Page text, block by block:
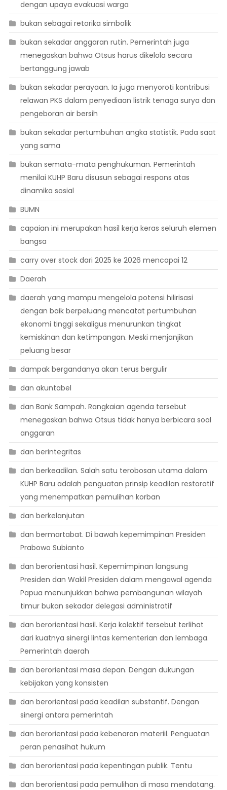
dengan upaya evakuasi warga
bukan sebagai retorika simbolik
bukan sekadar anggaran rutin. Pemerintah juga
menegaskan bahwa Otsus harus dikelola secara
bertanggung jawab
bukan sekadar perayaan. Ia juga menyoroti kontribusi
relawan PKS dalam penyediaan listrik tenaga surya dan
pengeboran air bersih
bukan sekadar pertumbuhan angka statistik. Pada saat
yang sama
bukan semata-mata penghukuman. Pemerintah
menilai KUHP Baru disusun sebagai respons atas
dinamika sosial
BUMN
capaian ini merupakan hasil kerja keras seluruh elemen
bangsa
carry over stock dari 2025 ke 2026 mencapai 12
Daerah
daerah yang mampu mengelola potensi hilirisasi
dengan baik berpeluang mencatat pertumbuhan
ekonomi tinggi sekaligus menurunkan tingkat
kemiskinan dan ketimpangan. Meski menjanjikan
peluang besar
dampak bergandanya akan terus bergulir
dan akuntabel
dan Bank Sampah. Rangkaian agenda tersebut
menegaskan bahwa Otsus tidak hanya berbicara soal
anggaran
dan berintegritas
dan berkeadilan. Salah satu terobosan utama dalam
KUHP Baru adalah penguatan prinsip keadilan restoratif
yang menempatkan pemulihan korban
dan berkelanjutan
dan bermartabat. Di bawah kepemimpinan Presiden
Prabowo Subianto
dan berorientasi hasil. Kepemimpinan langsung
Presiden dan Wakil Presiden dalam mengawal agenda
Papua menunjukkan bahwa pembangunan wilayah
timur bukan sekadar delegasi administratif
dan berorientasi hasil. Kerja kolektif tersebut terlihat
dari kuatnya sinergi lintas kementerian dan lembaga.
Pemerintah daerah
dan berorientasi masa depan. Dengan dukungan
kebijakan yang konsisten
dan berorientasi pada keadilan substantif. Dengan
sinergi antara pemerintah
dan berorientasi pada kebenaran materiil. Penguatan
peran penasihat hukum
dan berorientasi pada kepentingan publik. Tentu
dan berorientasi pada pemulihan di masa mendatang.